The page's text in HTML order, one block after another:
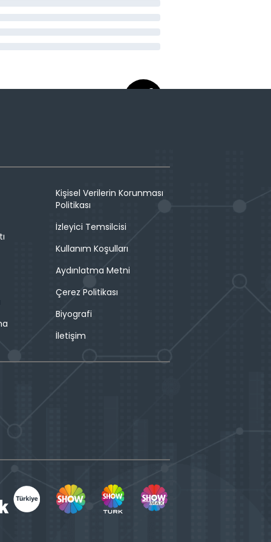
Kişisel Verilerin Korunması
Politikası
İzleyici Temsilcisi
Kullanım Koşulları
Aydınlatma Metni
Çerez Politikası
Biyografi
İletişim